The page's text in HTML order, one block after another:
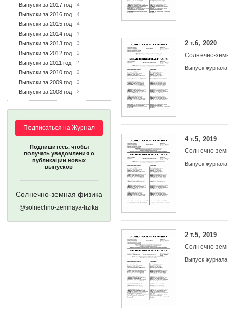
Выпуски за 2017 год 4
Выпуски за 2016 год 4
Выпуски за 2015 год 4
Выпуски за 2014 год 1
Выпуски за 2013 год 3
Выпуски за 2012 год 2
Выпуски за 2011 год 2
Выпуски за 2010 год 2
Выпуски за 2009 год 2
Выпуски за 2008 год 2
Подписаться на Журнал
Подпишитесь, чтобы
получать уведомления о
публикации новых
выпусков
Солнечно-земная физика
@solnechno-zemnaya-fizika
2 т.6, 2020
Солнечно-
Выпуск журнала
4 т.5, 2019
Солнечно-
Выпуск журнала
2 т.5, 2019
Солнечно-
Выпуск журнала